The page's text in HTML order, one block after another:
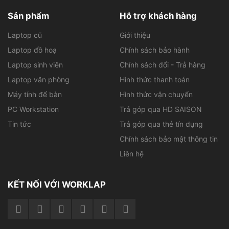
lượng hơi nặng hơn một chút so với các dòng máy
thông thường, nhưng so với máy trạm thì vẫn rất gọn
nhẹ. Bạn có thể mang theo máy đến bất cứ đâu một
cách dễ dàng. Sản phẩm còn đạt tiêu chuẩn quân sự
MIL-STD 810G, giúp bạn yên tâm sử dụng máy trong
mọi điều kiện, đảm bảo độ bền và sự ổn định vượt trội.
Tìm ngay laptop RAM lớn, ổ cứng nhanh, GPU
mạnh tại Worklap.vn như:
Laptop cũ HP sở hữu màn hình có kích thước 15.6 inch
màu sắc sống động, giúp người dùng có trải nghiệm
Sản phẩm
Laptop cũ
Laptop đồ hoạ
Laptop sinh viên
Laptop văn phòng
Máy tính để bàn
PC Workstation
Tin tức
Hỗ trợ khách hàng
Giới thiệu
Chính sách bảo hành
Chính sách đổi - Trả hàng
Hình thức thanh toán
Hình thức vận chuyển
Trả góp qua HD SAISON
Trả góp qua thẻ tín dụng
Chính sách bảo mật thông tin
Liên hệ
KẾT NỐI VỚI WORKLAP